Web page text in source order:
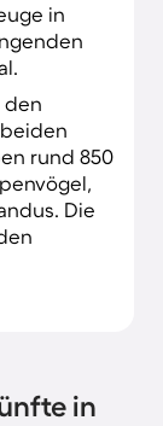
in
den
rund 850
Die
in